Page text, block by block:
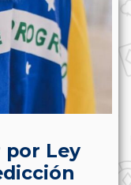
por Ley